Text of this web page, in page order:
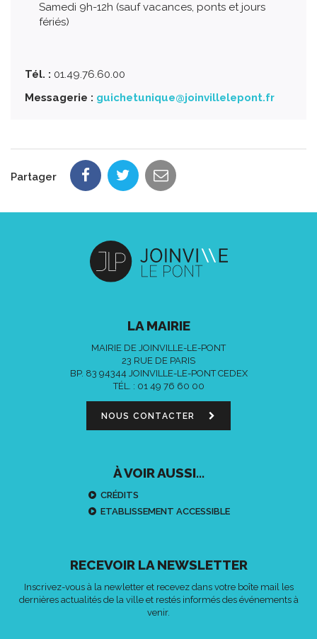
Samedi 9h-12h (sauf vacances, ponts et jours
fériés)
Tél. : 01.49.76.60.00
Messagerie : guichetunique@joinvillelepont.fr
Partager
LA MAIRIE
MAIRIE DE JOINVILLE-LE-PONT
23 RUE DE PARIS
BP. 83 94344 JOINVILLE-LE-PONT CEDEX
TÉL. : 01 49 76 60 00
NOUS CONTACTER
À VOIR AUSSI...
CRÉDITS
ETABLISSEMENT ACCESSIBLE
RECEVOIR LA NEWSLETTER
Inscrivez-vous à la newletter et recevez dans votre boîte mail les
dernières actualités de la ville et restés informés des événements à
venir.